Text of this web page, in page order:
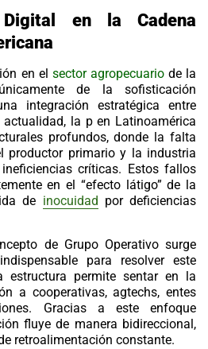
Digital en la Cadena
en el sector agropecuariode la
de la sofisticación
integración estratégica entre
la p en Latinoamérica
profundos, donde la falta
productor primario y la industria
críticas. Estos fallos
en el “efecto látigo” de la
de inocuidad por deficiencias
de Grupo Operativo surge
para resolver este
estructura permite sentar en la
a cooperativas, agtechs, entes
Gracias a este enfoque
fluye de manera bidireccional,
retroalimentación constante.